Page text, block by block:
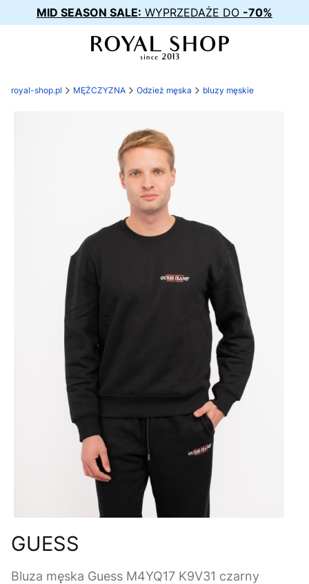
MID SEASON SALE: WYPRZEDAŻE DO -70%
royal-shop.pl MĘŻCZYZNA Odzież męska bluzy męskie
GUESS
Bluza męska Guess M4YQ17 K9V31 czarny